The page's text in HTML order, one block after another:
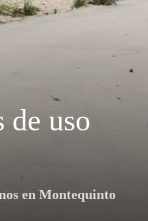
de uso
en Montequinto